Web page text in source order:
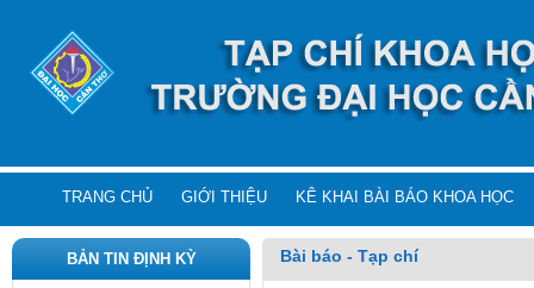
TRANG CHỦ GIỚI THIỆU KÊ KHAI BÀI BÁO KHOA HỌC
BẢN TIN ĐỊNH KỲ Bài báo - Tạp chí